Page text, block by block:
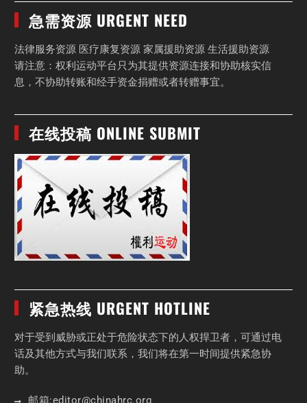
急需资源 URGENT NEED
法律服务资源 医疗康复资源 家属援助资源 生活援助资源
请注意：权利运动平台只为其提供资源连接和协助核实信
息，不协助转账和经手资金捐赠或者转赠事宜。
在线投稿 ONLINE SUBMIT
紧急热线 URGENT HOTLINE
对于受到威胁或正处于危险状态下的人权捍卫者，可通过电
话及其他方式与我们联系，我们将在第一时间提供紧急协
助。
邮箱:editor@chinahrc.org